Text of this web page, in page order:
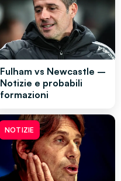
Fulham vs Newcastle –
Notizie e probabili
formazioni
NOTIZIE